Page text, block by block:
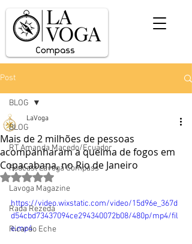
Post
BLOG
RT Amanda Macedo/Ecuador
Podcast Lavoga Compass
Lavoga Magazine
Rada Rezedá
Ricardo Eche
BLOG
Mais de 2 milhões de pessoas
acompanharam a queima de fogos em
Copacabana, no Rio de Janeiro
LaVoga
Avaliado com NaN de 5 estrelas.
https://video.wixstatic.com/video/15d96e_367d
d54cbd73437094ce294340072b08/480p/mp4/fil
e.mp4